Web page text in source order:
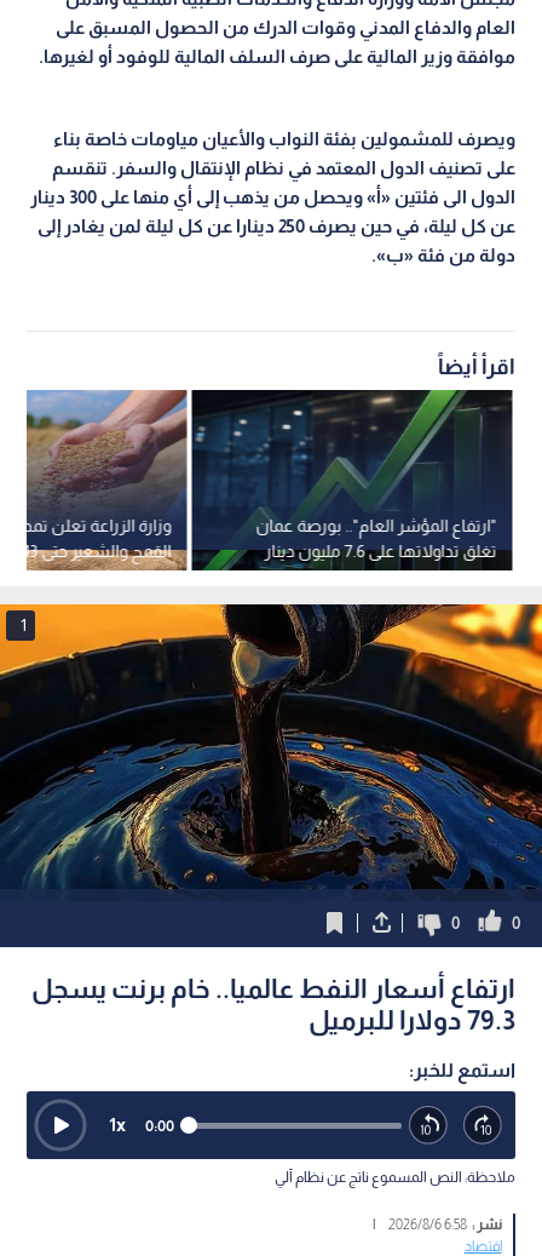
العام والدفاع المدني وقوات الدرك من الحصول المسبق على
موافقة وزير المالية على صرف السلف المالية للوفود أو لغيرها.
ويصرف للمشمولين بفئة النواب والأعيان مياومات خاصة بناء
على تصنيف الدول المعتمد في نظام الإنتقال والسفر. تنقسم
الدول الى فئتين «أ» ويحصل من يذهب إلى أي منها على 300 دينار
عن كل ليلة، في حين يصرف 250 دينارا عن كل ليلة لمن يغادر إلى
دولة من فئة «ب».
اقرأ أيضاً
وزارة الزراعة تعلن تمديد
القمح والشعير حتى 13 آب
"ارتفاع المؤشر العام".. بورصة عمان
تغلق تداولاتها على 7.6 مليون دينار
1
0
0
ارتفاع أسعار النفط عالميا.. خام برنت يسجل
79.3 دولارا للبرميل
استمع للخبر:
0:00
1x
ملاحظة: النص المسموع ناتج عن نظام آلي
نشر :6:58 2026/8/6
اقتصاد